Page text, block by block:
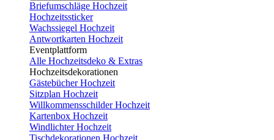
Briefumschläge Hochzeit
Hochzeitssticker
Wachssiegel Hochzeit
Antwortkarten Hochzeit
Eventplattform
Alle Hochzeitsdeko & Extras
Hochzeitsdekorationen
Gästebücher Hochzeit
Sitzplan Hochzeit
Willkommensschilder Hochzeit
Kartenbox Hochzeit
Windlichter Hochzeit
Tischdekorationen Hochzeit